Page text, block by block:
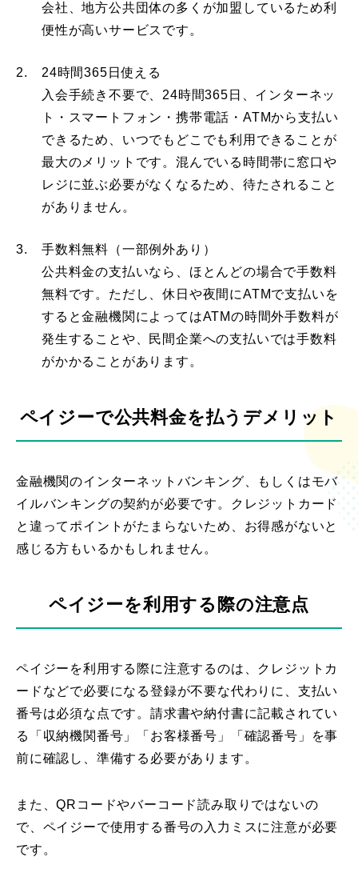
会社、地方公共団体の多くが加盟しているため利
便性が高いサービスです。
2.
24時間365日使える
入会手続き不要で、24時間365日、インターネッ
ト・スマートフォン・携帯電話・ATMから支払い
できるため、いつでもどこでも利用できることが
最大のメリットです。混んでいる時間帯に窓口や
レジに並ぶ必要がなくなるため、待たされること
がありません。
3.
手数料無料（一部例外あり）
公共料金の支払いなら、ほとんどの場合で手数料
無料です。ただし、休日や夜間にATMで支払いを
すると金融機関によってはATMの時間外手数料が
発生することや、民間企業への支払いでは手数料
がかかることがあります。
ペイジーで公共料金を払うデメリット
金融機関のインターネットバンキング、もしくはモバ
イルバンキングの契約が必要です。クレジットカード
と違ってポイントがたまらないため、お得感がないと
感じる方もいるかもしれません。
ペイジーを利用する際の注意点
ペイジーを利用する際に注意するのは、クレジットカ
ードなどで必要になる登録が不要な代わりに、支払い
番号は必須な点です。請求書や納付書に記載されてい
る「収納機関番号」「お客様番号」「確認番号」を事
前に確認し、準備する必要があります。
また、QRコードやバーコード読み取りではないの
で、ペイジーで使用する番号の入力ミスに注意が必要
です。